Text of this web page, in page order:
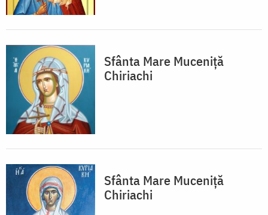
Sfânta Mare Muceniță
Chiriachi
Sfânta Mare Muceniță
Chiriachi